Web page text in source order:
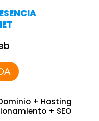
+ Hosting
+ SEO